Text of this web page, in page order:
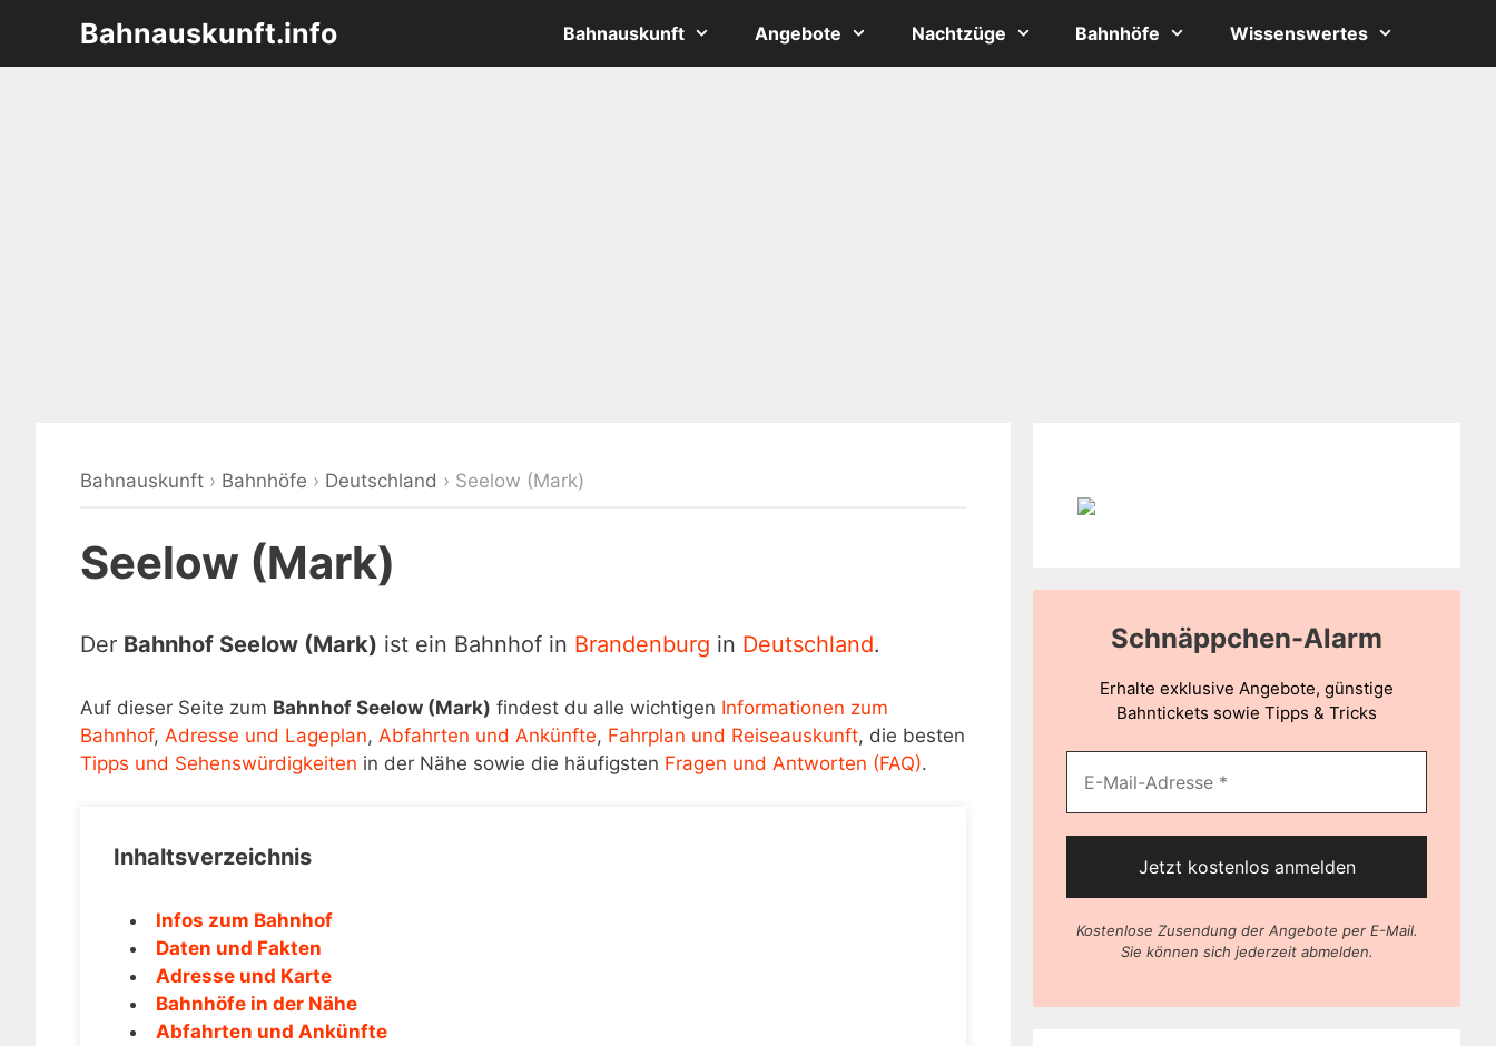
springen
Bahnauskunft.info Bahnauskunft Angebote Nachtzüge Bahnhöfe Wissenswertes
Bahnauskunft › Bahnhöfe › Deutschland › Seelow (Mark)
Seelow (Mark)
Der Bahnhof Seelow (Mark) ist ein Bahnhof in Brandenburg in Deutschland.
Auf dieser Seite zum Bahnhof Seelow (Mark) findest du alle wichtigen Informationen zum
Bahnhof, Adresse und Lageplan, Abfahrten und Ankünfte, Fahrplan und Reiseauskunft, die besten
Tipps und Sehenswürdigkeiten in der Nähe sowie die häufigsten Fragen und Antworten (FAQ).
Inhaltsverzeichnis
Infos zum Bahnhof
Daten und Fakten
Adresse und Karte
Bahnhöfe in der Nähe
Abfahrten und Ankünfte
Schnäppchen-Alarm
Erhalte exklusive Angebote, günstige
Bahntickets sowie Tipps & Tricks
Kostenlose Zusendung der Angebote per E-Mail.
Sie können sich jederzeit abmelden.